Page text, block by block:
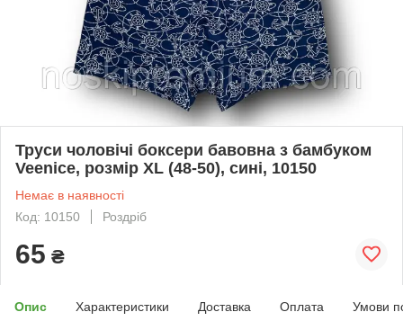
Труси чоловічі боксери бавовна з бамбуком
Veenice, розмір XL (48-50), сині, 10150
Немає в наявності
Код: 10150
Роздріб
65 ₴
Опис Характеристики Доставка Оплата Умови